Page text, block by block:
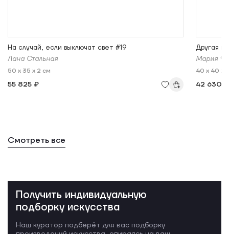
На случай, если выключат свет #19
Лана Стальная
50 x 35 x 2 см
55 825 ₽
Другая
Мария
40 x 40 x
42 630 ₽
Смотреть все
Получить индивидуальную
подборку искусства
Наш куратор подберёт для вас подборку